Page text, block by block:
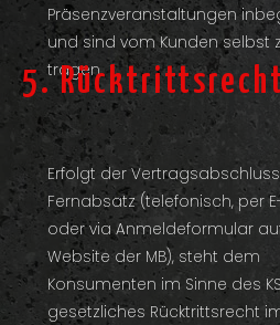
Präsenzveranstaltungen
und sind vom Kunden selbst
tragen.
5.
Erfolgt der
Fernabsatz (telefonisch, per
oder via Anmeldeformular
Website der MB), steht dem
Konsumenten im Sinne des
gesetzliches Rücktrittsrecht